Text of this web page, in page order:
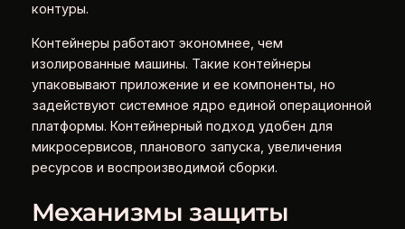
контуры.
Контейнеры работают экономнее, чем
изолированные машины. Такие контейнеры
упаковывают приложение и ее компоненты, но
задействуют системное ядро единой операционной
платформы. Контейнерный подход удобен для
микросервисов, планового запуска, увеличения
ресурсов и воспроизводимой сборки.
Механизмы защиты